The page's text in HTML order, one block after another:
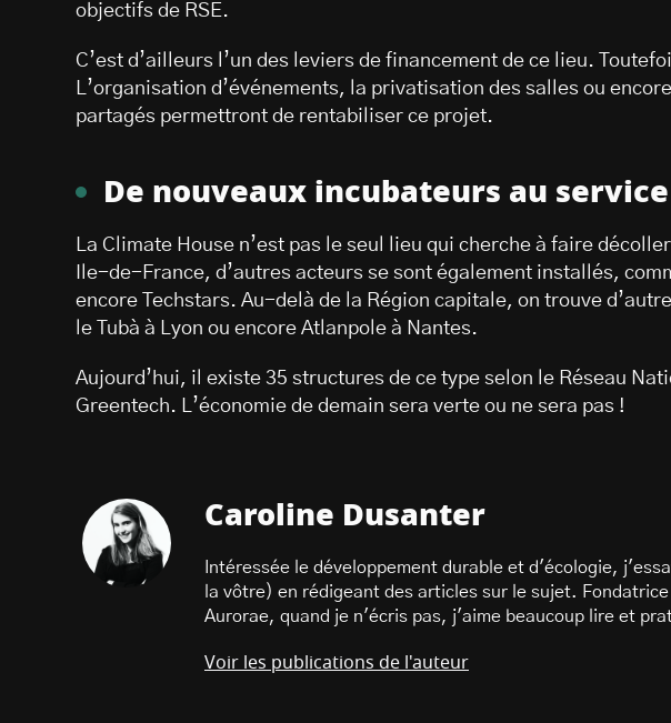
objectifs de RSE.
C’est d’ailleurs l’un des leviers de financement de ce lieu.
L’organisation d’événements, la privatisation des salles ou
partagés permettront de rentabiliser ce projet.
De nouveaux incubateurs au
La Climate House n’est pas le seul lieu qui cherche à faire
Ile-de-France, d’autres acteurs se sont également installés,
encore Techstars. Au-delà de la Région capitale, on trouve
le Tubà à Lyon ou encore Atlanpole à Nantes.
Aujourd’hui, il existe 35 structures de ce type selon le Réseau
Greentech. L’économie de demain sera verte ou ne sera pas !
Caroline Dusanter
Intéressée le développement durable et d'écologie,
la vôtre) en rédigeant des articles sur le sujet.
Aurorae, quand je n'écris pas, j'aime beaucoup lire et
Voir les publications de l'auteur